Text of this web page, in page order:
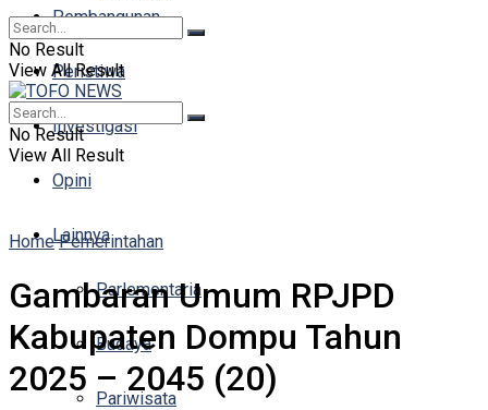
Pembangunan
Peristiwa
Investigasi
Opini
Lainnya
Parlementaria
Budaya
Pariwisata
No Result
View All Result
No Result
View All Result
Home Pemerintahan
Gambaran Umum RPJPD
Kabupaten Dompu Tahun
2025 – 2045 (20)